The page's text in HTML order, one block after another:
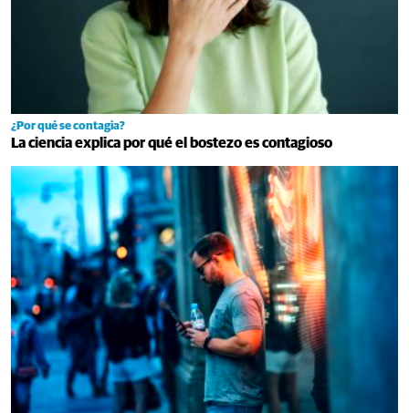
¿Por qué se contagia?
La ciencia explica por qué el bostezo es contagioso